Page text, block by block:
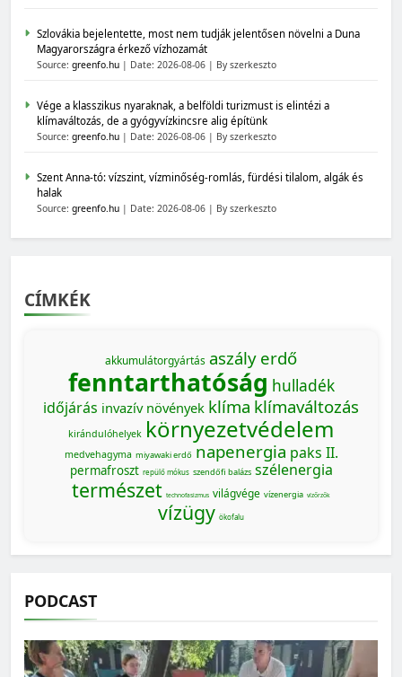
Szlovákia bejelentette, most nem tudják jelentősen növelni a Duna
Magyarországra érkező vízhozamát
Source: greenfo.hu Date: 2026-08-06 By szerkeszto
Vége a klasszikus nyaraknak, a belföldi turizmust is elintézi a
klímaváltozás, de a gyógyvízkincsre alig építünk
Source: greenfo.hu Date: 2026-08-06 By szerkeszto
Szent Anna-tó: vízszint, vízminőség-romlás, fürdési tilalom, algák és
halak
Source: greenfo.hu Date: 2026-08-06 By szerkeszto
CÍMKÉK
akkumulátorgyártás aszály erdő
fenntarthatóság hulladék
időjárás invazív növények klíma klímaváltozás
kirándulóhelyek környezetvédelem
medvehagyma miyawaki erdő napenergia paks II.
permafroszt repülő mókus szendőfi balázs szélenergia
természet technofasizmus világvége vízenergia vízőrzők
vízügy ökofalu
PODCAST